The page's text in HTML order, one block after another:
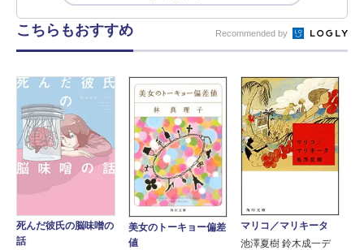
こちらもおすすめ Recommended by
死んだ彼氏の脳味噌の
話
美女のトーキョー偏差
値
マリコ／マリキータ
池澤夏樹 鈴木成一デ